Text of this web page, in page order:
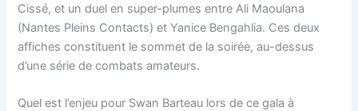
Cissé, et un duel en super-plumes entre Ali Maoulana
(Nantes Pleins Contacts) et Yanice Bengahlia. Ces deux
affiches constituent le sommet de la soirée, au-dessus
d’une série de combats amateurs.
Quel est l’enjeu pour Swan Barteau lors de ce gala à